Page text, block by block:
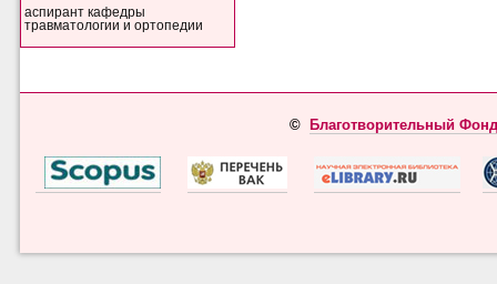
аспирант кафедры
травматологии и ортопедии
© Благотворительный